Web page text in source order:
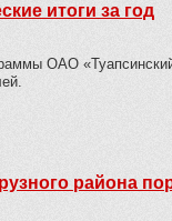
итоги за год
ОАО
района